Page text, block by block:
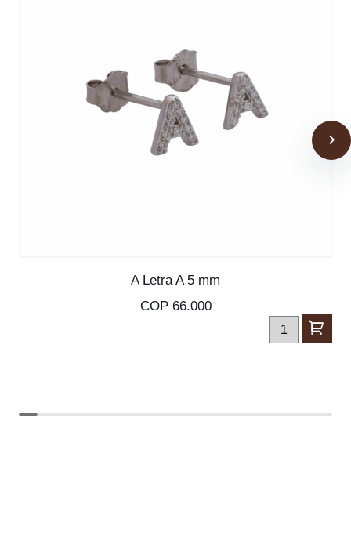
SKU: S-30091
A Letra A 5 mm
COP 66.000